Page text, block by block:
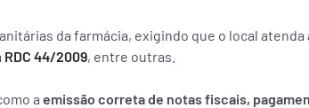
da farmácia, exigindo que o local atenda
RDC 44/2009, entre outras.
a emissão correta de notas fiscais,